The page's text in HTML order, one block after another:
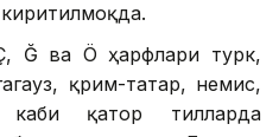
Ğ ва Ö ҳарфлари турк,
қрим-татар, немис,
қатор тилларда